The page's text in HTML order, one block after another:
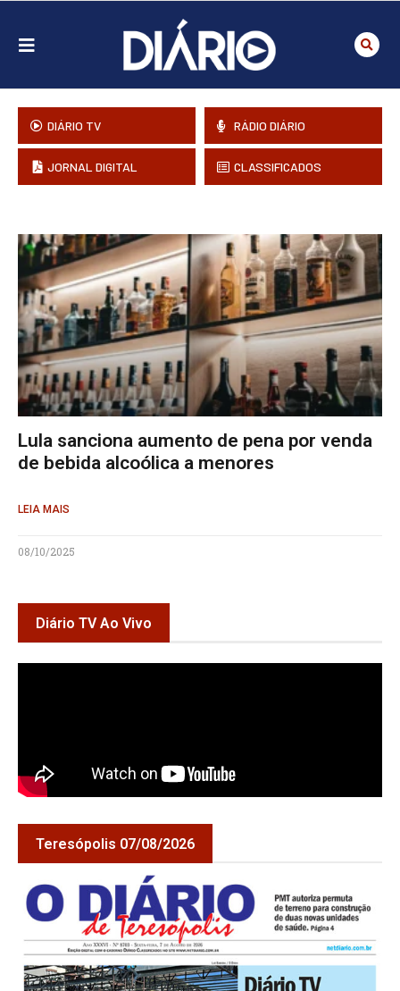
DIÁRIO TV RÁDIO DIÁRIO
JORNAL DIGITAL CLASSIFICADOS
Lula sanciona aumento de pena por venda
de bebida alcoólica a menores
LEIA MAIS
08/10/2025
Diário TV Ao Vivo
Teresópolis 07/08/2026